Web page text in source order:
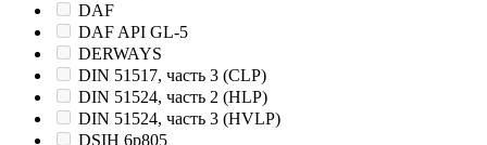
DAF
DAF API GL-5
DERWAYS
DIN 51517, часть 3 (CLP)
DIN 51524, часть 2 (HLP)
DIN 51524, часть 3 (HVLP)
DSIH 6p805